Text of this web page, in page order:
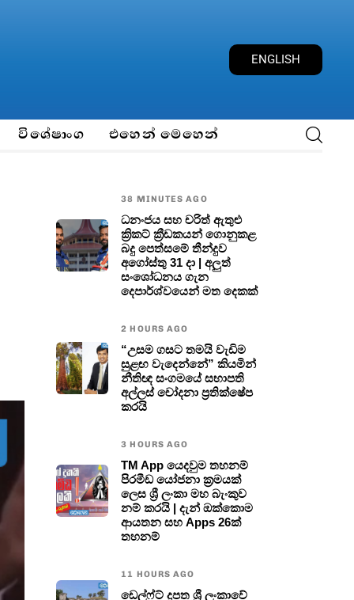
ENGLISH
විශේෂාංග එහෙන් මෙහෙන්
38 MINUTES AGO
ධනංජය සහ චරිත් ඇතුළු
ක්‍රිකට් ක්‍රීඩකයන් ගොනුකළ
බදු පෙත්සමේ තීන්දුව
අගෝස්තු 31 දා | අලුත්
සංශෝධනය ගැන
දෙපාර්ශ්වයෙන් මත දෙකක්
2 HOURS AGO
“උසම ගසට තමයි වැඩිම
සුළඟ වැදෙන්නේ” කියමින්
නීතිඥ සංගමයේ සභාපති
අල්ලස් චෝදනා ප්‍රතික්ෂේප
කරයි
3 HOURS AGO
TM App යෙදවුම තහනම්
පිරමීඩ යෝජනා ක්‍රමයක්
ලෙස ශ්‍රී ලංකා මහ බැංකුව
නම් කරයි | දැන් ඔක්කොම
ආයතන සහ Apps 26ක්
තහනම්
11 HOURS AGO
ඩෙල්ෆ්ට් දූපත ශ්‍රී ලංකාවේ